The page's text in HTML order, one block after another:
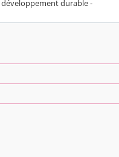
développement durable -